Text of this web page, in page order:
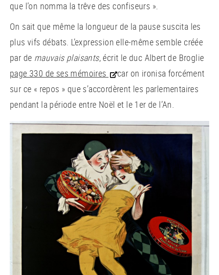
que l’on nomma la trêve des confiseurs ».
On sait que même la longueur de la pause suscita les
plus vifs débats. L’expression elle-même semble créée
par de mauvais plaisants, écrit le duc Albert de Broglie
page 330 de ses mémoires
car on ironisa forcément
sur ce « repos » que s’accordèrent les parlementaires
pendant la période entre Noël et le 1er de l’An.